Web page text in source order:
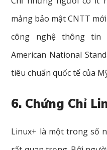
mảng bảo mật CNTT
công nghệ thông tin
American National
tiêu chuẩn quốc tế của
6. Chứng Chỉ
Linux+ là một trong số